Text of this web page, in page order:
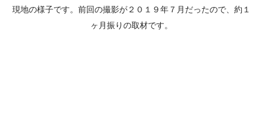
現地の様子です。前回の撮影が２０１９年７月だったので、約１
ヶ月振りの取材です。